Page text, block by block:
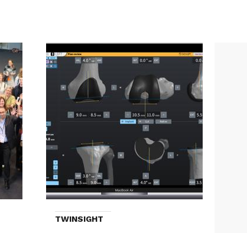
TWINSIGHT